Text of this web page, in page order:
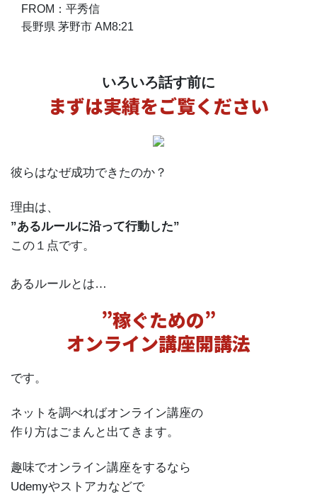
FROM：平秀信
長野県 茅野市 AM8:21
いろいろ話す前に
まずは実績をご覧ください
彼らはなぜ成功できたのか？
理由は、
”あるルールに沿って行動した”
この１点です。
あるルールとは…
”稼ぐための”
オンライン講座開講法
です。
ネットを調べればオンライン講座の
作り方はごまんと出てきます。
趣味でオンライン講座をするなら
Udemyやストアカなどで